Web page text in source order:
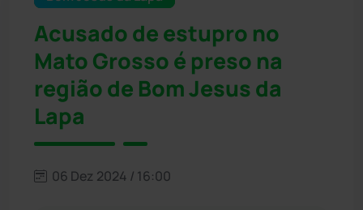
Acusado de estupro no
Mato Grosso é preso na
região de Bom Jesus da
Lapa
06 Dez 2024 / 16:00